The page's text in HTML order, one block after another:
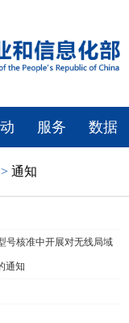
服务 数据
> 通知
号核准中开展对无线局域
通知